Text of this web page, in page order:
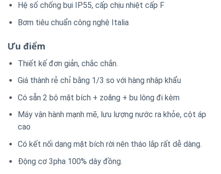
Hệ số chống bụi IP55, cấp chịu nhiệt cấp F
Bơm tiêu chuẩn công nghệ Italia
Ưu điểm
Thiết kế đơn giản, chắc chắn.
Giá thành rẻ chỉ bằng 1/3 so với hàng nhập khẩu
Có sẵn 2 bộ mặt bích + zoăng + bu lông đi kèm
Máy vận hành mạnh mẽ, lưu lượng nước ra khỏe, cột áp
cao
Có kết nối dạng mặt bích rời nên tháo lắp rất dễ dàng.
Động cơ 3pha 100% dây đồng.